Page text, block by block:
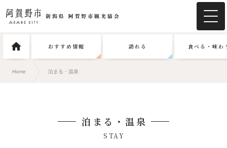
おすすめ情報 訪れる 食べる・味わ
Home 泊まる・温泉
泊まる・温泉
STAY